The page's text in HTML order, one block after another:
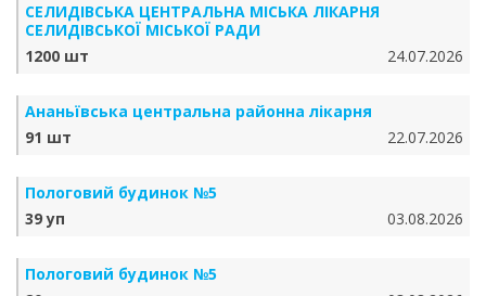
СЕЛИДІВСЬКА ЦЕНТРАЛЬНА МІСЬКА ЛІКАРНЯ
СЕЛИДІВСЬКОЇ МІСЬКОЇ РАДИ
1200 шт
24.07.2026
Ананьївська центральна районна лікарня
91 шт
22.07.2026
Пологовий будинок №5
39 уп
03.08.2026
Пологовий будинок №5